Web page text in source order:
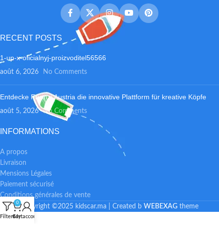
RECENT POSTS
1-up-x-oficialnyj-proizvoditel56566
août 6, 2026 No Comments
Entdecke Frumzi Austria die innovative Plattform für kreative Köpfe
août 5, 2026 No Comments
INFORMATIONS
A propos
Livraison
Mensions Légales
Paiement sécurisé
Conditions générales de vente
Copyright ©2025 kidscar.ma | Created b WEBEXAG theme
Filters
0
Cart
My account